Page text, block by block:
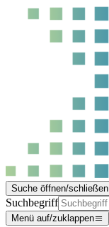
Suche öffnen/schließen
Suchbegriff
Menü auf/zuklappen